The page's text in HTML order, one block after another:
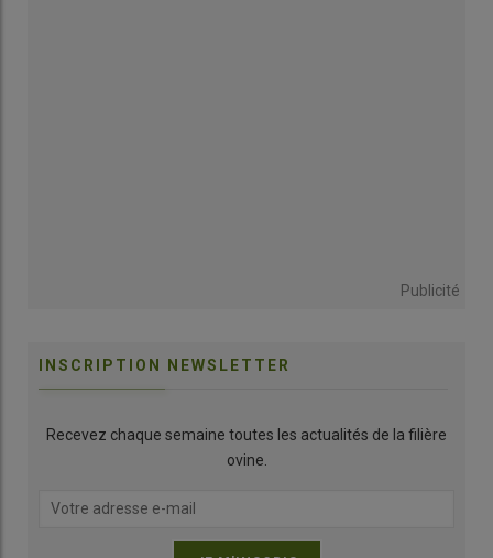
Publicité
INSCRIPTION NEWSLETTER
Recevez chaque semaine toutes les actualités de la filière
ovine.